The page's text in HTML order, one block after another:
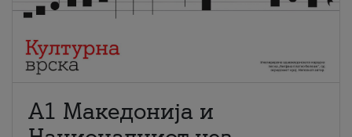
А1 Македонија и